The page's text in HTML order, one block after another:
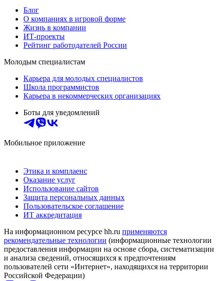
Блог
О компаниях в игровой форме
Жизнь в компании
ИТ-проекты
Рейтинг работодателей России
Молодым специалистам
Карьера для молодых специалистов
Школа программистов
Карьера в некоммерческих организациях
Боты для уведомлений
Мобильное приложение
Этика и комплаенс
Оказание услуг
Использование сайтов
Защита персональных данных
Пользовательское соглашение
ИТ аккредитация
На информационном ресурсе hh.ru применяются
рекомендательные технологии (информационные технологии
предоставления информации на основе сбора, систематизации
и анализа сведений, относящихся к предпочтениям
пользователей сети «Интернет», находящихся на территории
Российской Федерации)